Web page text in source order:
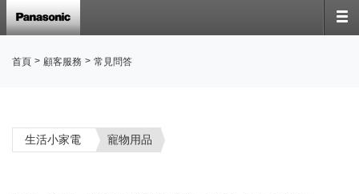
首頁 > 顧客服務 > 常見問答
生活小家電 寵物用品